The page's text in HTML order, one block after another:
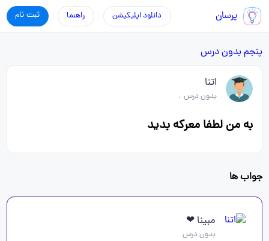
پرسان ثبت نام راهنما دانلود اپلیکیشن
پنجم بدون درس
اتنا
بدون درس .
به من لطفا معرکه بدید
جواب ها
مبینا ❤
بدون درس